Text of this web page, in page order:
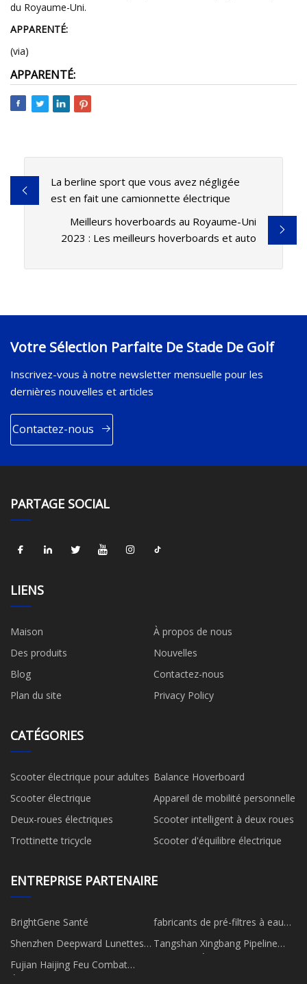
du Royaume-Uni.
APPARENTÉ:
(via)
APPARENTÉ:
La berline sport que vous avez négligée
est en fait une camionnette électrique
Meilleurs hoverboards au Royaume-Uni
2023 : Les meilleurs hoverboards et auto
Votre Sélection Parfaite De Stade De Golf
Inscrivez-vous à notre newsletter mensuelle pour les
dernières nouvelles et articles
Contactez-nous
PARTAGE SOCIAL
LIENS
Maison
À propos de nous
Des produits
Nouvelles
Blog
Contactez-nous
Plan du site
Privacy Policy
CATÉGORIES
Scooter électrique pour adultes Balance Hoverboard
Scooter électrique
Appareil de mobilité personnelle
Deux-roues électriques
Scooter intelligent à deux roues
Trottinette tricycle
Scooter d'équilibre électrique
ENTREPRISE PARTENAIRE
BrightGene Santé
fabricants de pré-filtres à eau
pp
Shenzhen Deepward Lunettes
Co., Ltd
Tangshan Xingbang Pipeline
Fujian Haijing Feu Combat